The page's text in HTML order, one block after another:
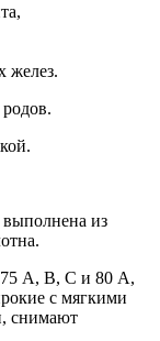
желез.
из
75 А, В, С и 80 А,
с мягкими
снимают